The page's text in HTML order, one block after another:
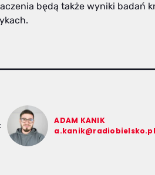
będą także wyniki badań
ADAM KANIK
a.kanik@radiobielsko.pl